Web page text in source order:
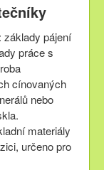
základy pájení
práce s
cínovaných
nebo
materiály
určeno pro